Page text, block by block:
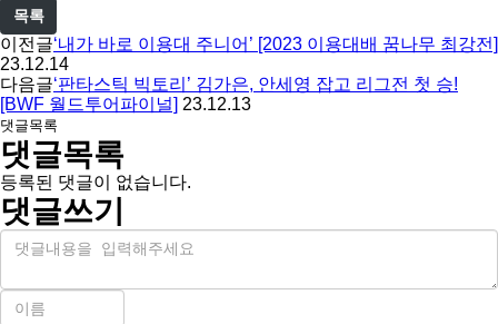
목록
이전글‘내가 바로 이용대 주니어’ [2023 이용대배 꿈나무 최강전]
23.12.14
다음글‘판타스틱 빅토리’ 김가은, 안세영 잡고 리그전 첫 승!
[BWF 월드투어파이널] 23.12.13
댓글목록
댓글목록
등록된 댓글이 없습니다.
댓글쓰기
내
이